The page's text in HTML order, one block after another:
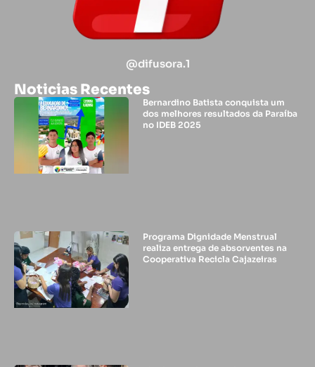
@difusora.1
Noticias Recentes
Bernardino Batista conquista um
dos melhores resultados da Paraíba
no IDEB 2025
Programa Dignidade Menstrual
realiza entrega de absorventes na
Cooperativa Recicla Cajazeiras